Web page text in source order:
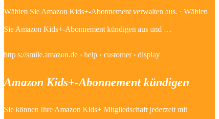
Wählen Sie Amazon Kids+-Abonnement verwalten aus. · Wählen
Sie Amazon Kids+-Abonnement kündigen aus und …
http s://smile.amazon.de › help › customer › display
Amazon Kids+-Abonnement kündigen
Sie können Ihre Amazon Kids+ Mitgliedschaft jederzeit mit